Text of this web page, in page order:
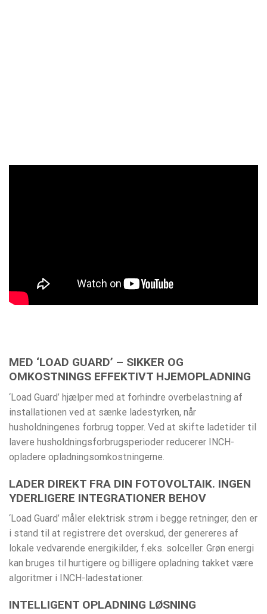
MED ‘LOAD GUARD’ – SIKKER OG
OMKOSTNINGS EFFEKTIVT HJEMOPLADNING
‘Load Guard’ hjælper med at forhindre overbelastning af
installationen ved at sænke ladestyrken, når
husholdningenes forbrug topper. Ved at skifte ladetider til
lavere husholdningsforbrugsperioder reducerer INCH-
opladere opladningsomkostningerne.
LADER DIREKT FRA DIN FOTOVOLTAIK. INGEN
YDERLIGERE INTEGRATIONER BEHOV
‘Load Guard’ måler elektrisk strøm i begge retninger, den er
i stand til at registrere det overskud, der genereres af
lokale vedvarende energikilder, f.eks. solceller. Grøn energi
kan bruges til hurtigere og billigere opladning takket være
algoritmer i INCH-ladestationer.
INTELLIGENT OPLADNING LØSNING